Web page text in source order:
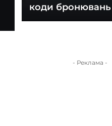
коди бронювань
- Реклама -